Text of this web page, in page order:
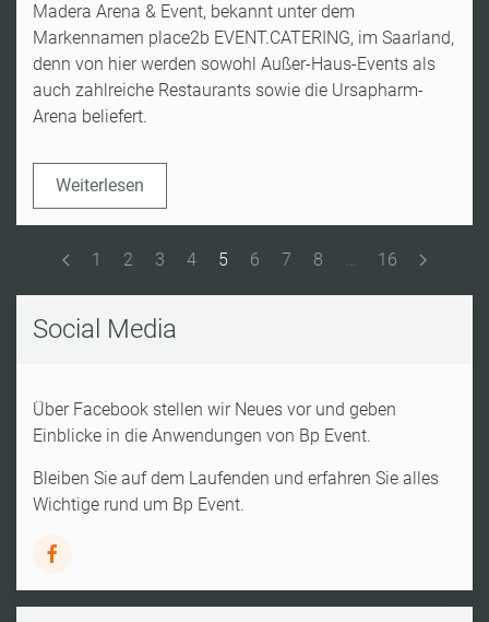
Madera Arena & Event, bekannt unter dem
Markennamen place2b EVENT.CATERING, im Saarland,
denn von hier werden sowohl Außer-Haus-Events als
auch zahlreiche Restaurants sowie die Ursapharm-
Arena beliefert.
Weiterlesen
1 2 3 4 5 6 7 8 … 16
Social Media
Über Facebook stellen wir Neues vor und geben
Einblicke in die Anwendungen von Bp Event.
Bleiben Sie auf dem Laufenden und erfahren Sie alles
Wichtige rund um Bp Event.